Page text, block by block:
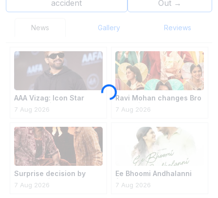
accident
Out→
News Gallery Reviews
AAA Vizag: Icon Star
extra cautious
7 Aug 2026
Ravi Mohan changes Bro
Code title
7 Aug 2026
Surprise decision by
Anakapalli
7 Aug 2026
Ee Bhoomi Andhalanni
from Makutam released
7 Aug 2026